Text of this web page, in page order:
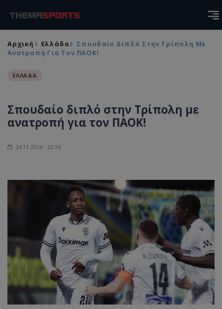
Αρχική Ελλάδα
Σπουδαίο Διπλό Στην Τρίπολη Με
Ανατροπή Για Τον ΠΑΟΚ!
ΕΛΛΑΔΑ
Σπουδαίο διπλό στην Τρίπολη με
ανατροπή για τον ΠΑΟΚ!
24.11.2024 - 22:10